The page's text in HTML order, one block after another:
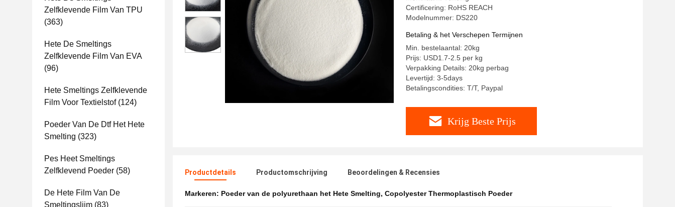
Zelfklevende Film Van TPU
(363)
Hete De Smeltings
Zelfklevende Film Van EVA
(96)
Hete Smeltings Zelfklevende
Film Voor Textielstof(124)
Poeder Van De Dtf Het Hete
Smelting (323)
Pes Heet Smeltings
Zelfklevend Poeder (58)
De Hete Film Van De
Smeltingslijm (83)
Certificering: RoHS REACH
Modelnummer: DS220
Betaling & het Verschepen Termijnen
Min. bestelaantal: 20kg
Prijs: USD1.7-2.5 per kg
Verpakking Details: 20kg perbag
Levertijd: 3-5days
Betalingscondities: T/T, Paypal
Krijg Beste Prijs
Productdetails Productomschrijving Beoordelingen & Recensies
Markeren: Poeder van de polyurethaan het Hete Smelting, Copolyester Thermoplastisch Poeder